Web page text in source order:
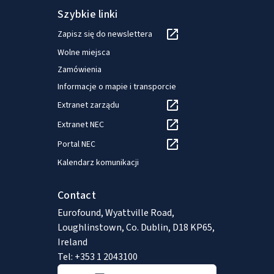
Szybkie linki
Zapisz się do newslettera
Wolne miejsca
Zamówienia
Informacje o mapie i transporcie
Extranet zarządu
Extranet NEC
Portal NEC
Kalendarz komunikacji
Contact
Eurofound, Wyattville Road,
Loughlinstown, Co. Dublin, D18 KP65,
Ireland
Tel: +353 1 2043100